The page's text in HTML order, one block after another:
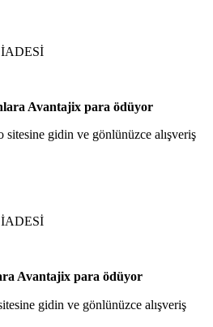
Avantajix para ödüyor
sitesine gidin ve gönlünüzce alışveriş
Avantajix para ödüyor
gidin ve gönlünüzce alışveriş